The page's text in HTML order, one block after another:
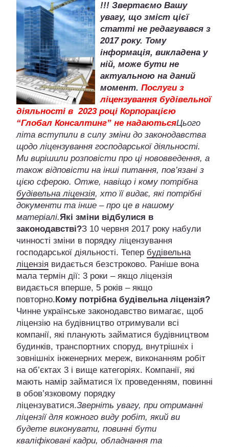
!!! Звертаємо Вашу
увагу, що зміст цієї
статті не редагувався з
2017 року. Тому
інформація, викладена у
ній, може бути не
актуальною на даний
момент. Послуги з
ліцензування будівельної
діяльності в 2023 році Корпорацією
“Глобал Консалтинг” не надаютьсяЦього
літа вступили в силу зміни до законодавства
щодо ліцензування господарської діяльності.
Ми вирішили розповісти про ці нововведення, а
також відповісти на інші питання, пов’язані з
цією сферою. Отже, навіщо і кому потрібна
будівельна ліцензія, хто її видає, які потрібні
документи та інше – про це в нашому
матеріалі.Які зміни відбулися в
законодавстві?З 10 червня 2017 року набули
чинності зміни в порядку ліцензування
господарської діяльності. Тепер будівельна
ліцензія видається безстроково. Раніше вона
мала термін дії: 3 роки – якщо ліцензія
видається вперше, 5 років – якщо
повторно.Кому потрібна будівельна ліцензія?
Чинне українське законодавство вимагає, щоб
ліцензію на будівництво отримували всі
компанії, які планують займатися будівництвом
будинків, транспортних споруд, внутрішніх і
зовнішніх інженерних мереж, виконанням робіт
на об’єктах 3 і вище категоріях. Компанії, які
мають намір займатися їх проведенням, повинні
в обов’язковому порядку
ліцензуватися.Зверніть увагу, при отриманні
ліцензії для кожного виду робіт, який ви
будете виконувати, повинні бути
кваліфіковані кадри, обладнання та